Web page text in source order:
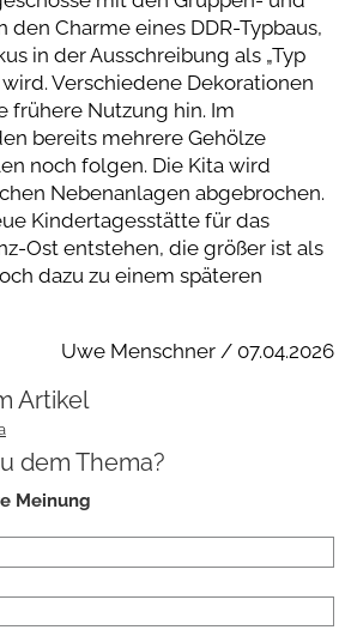
den Charme eines DDR-Typbaus,
in der Ausschreibung als „Typ
Verschiedene Dekorationen
frühere Nutzung hin. Im
bereits mehrere Gehölze
noch folgen. Die Kita wird
Nebenanlagen abgebrochen.
Kindertagesstätte für das
Ost entstehen, die größer ist als
dazu zu einem späteren
Uwe Menschner / 07.04.2026
Artikel
dem Thema?
Meinung